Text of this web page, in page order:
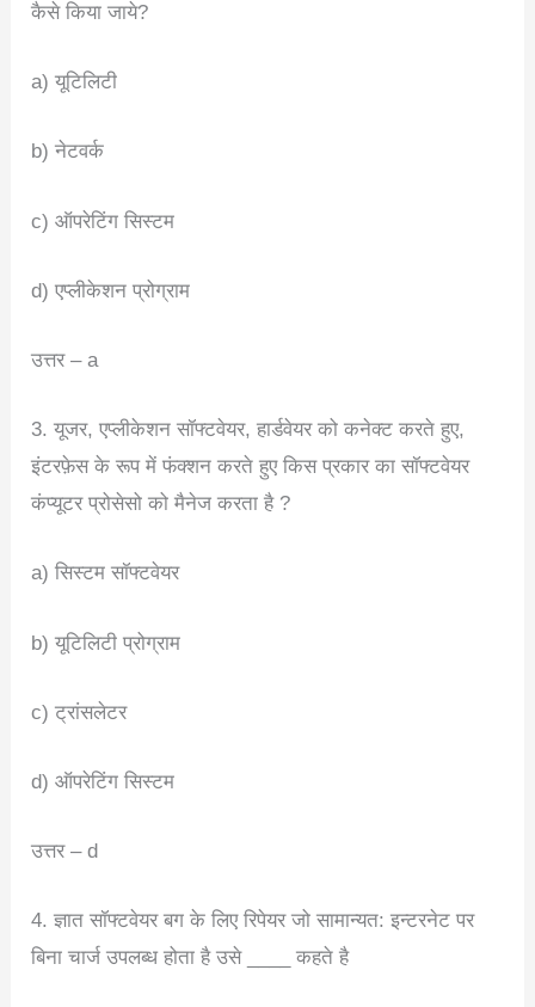
कैसे किया जाये?
a) यूटिलिटी
b) नेटवर्क
c) ऑपरेटिंग सिस्टम
d) एप्लीकेशन प्रोग्राम
उत्तर – a
3. यूजर, एप्लीकेशन सॉफ्टवेयर, हार्डवेयर को कनेक्ट करते हुए,
इंटरफ़ेस के रूप में फंक्शन करते हुए किस प्रकार का सॉफ्टवेयर
कंप्यूटर प्रोसेसो को मैनेज करता है ?
a) सिस्टम सॉफ्टवेयर
b) यूटिलिटी प्रोग्राम
c) ट्रांसलेटर
d) ऑपरेटिंग सिस्टम
उत्तर – d
4. ज्ञात सॉफ्टवेयर बग के लिए रिपेयर जो सामान्यत: इन्टरनेट पर
बिना चार्ज उपलब्ध होता है उसे ____ कहते है